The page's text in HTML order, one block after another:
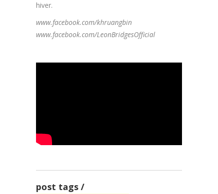
hiver.
www.facebook.com/khruangbin
www.facebook.com/LeonBridgesOfficial
post tags